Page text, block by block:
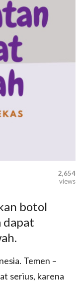
2,654
views
botol
dapat
Temen –
serius, karena